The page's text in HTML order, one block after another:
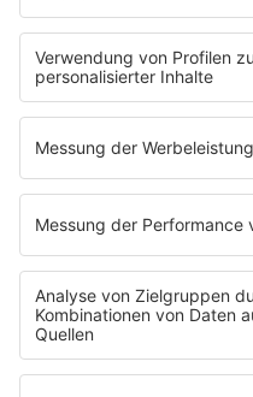
Sender
80s80s Sendeplan
Empfang